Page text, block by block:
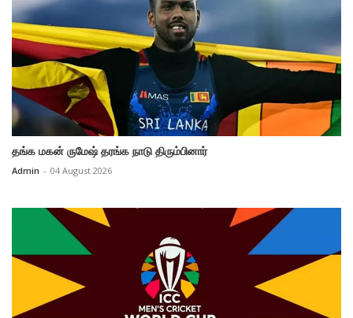
தங்க மகன் ருமேஷ் தரங்க நாடு திரும்பினார்
Admin - 04 August 2026